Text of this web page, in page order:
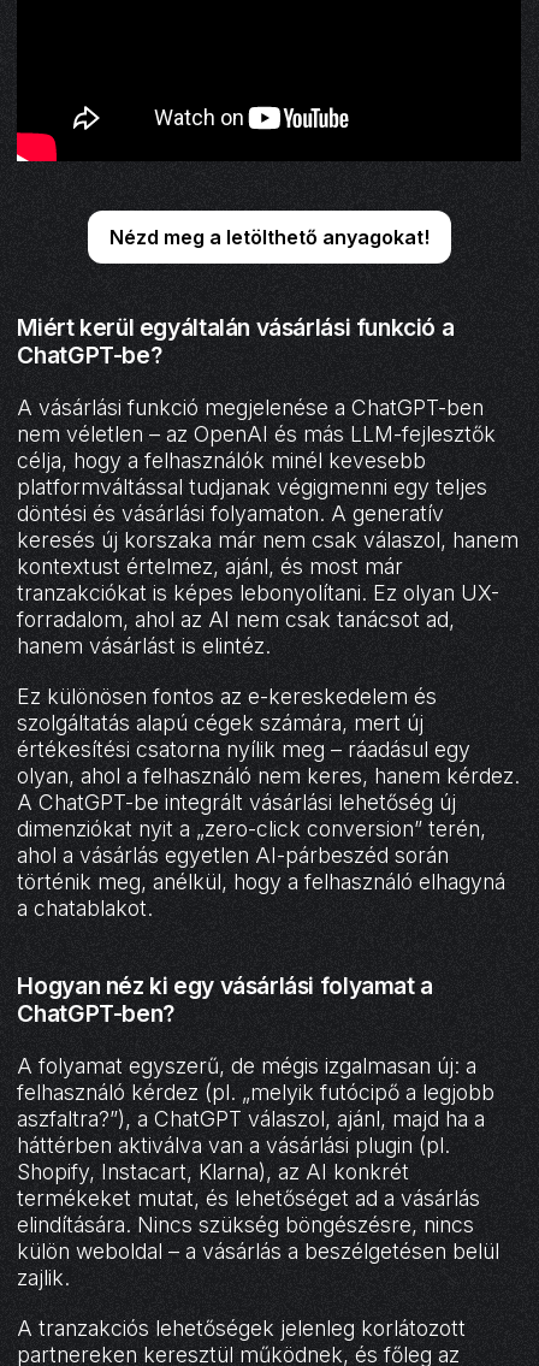
Nézd meg a letölthető anyagokat!
Miért kerül egyáltalán vásárlási funkció a
ChatGPT-be?
A vásárlási funkció megjelenése a ChatGPT-ben
nem véletlen – az OpenAI és más LLM-fejlesztők
célja, hogy a felhasználók minél kevesebb
platformváltással tudjanak végigmenni egy teljes
döntési és vásárlási folyamaton. A generatív
keresés új korszaka már nem csak válaszol, hanem
kontextust értelmez, ajánl, és most már
tranzakciókat is képes lebonyolítani. Ez olyan UX-
forradalom, ahol az AI nem csak tanácsot ad,
hanem vásárlást is elintéz.
Ez különösen fontos az e-kereskedelem és
szolgáltatás alapú cégek számára, mert új
értékesítési csatorna nyílik meg – ráadásul egy
olyan, ahol a felhasználó nem keres, hanem kérdez.
A ChatGPT-be integrált vásárlási lehetőség új
dimenziókat nyit a „zero-click conversion” terén,
ahol a vásárlás egyetlen AI-párbeszéd során
történik meg, anélkül, hogy a felhasználó elhagyná
a chatablakot.
Hogyan néz ki egy vásárlási folyamat a
ChatGPT-ben?
A folyamat egyszerű, de mégis izgalmasan új: a
felhasználó kérdez (pl. „melyik futócipő a legjobb
aszfaltra?”), a ChatGPT válaszol, ajánl, majd ha a
háttérben aktiválva van a vásárlási plugin (pl.
Shopify, Instacart, Klarna), az AI konkrét
termékeket mutat, és lehetőséget ad a vásárlás
elindítására. Nincs szükség böngészésre, nincs
külön weboldal – a vásárlás a beszélgetésen belül
zajlik.
A tranzakciós lehetőségek jelenleg korlátozott
partnereken keresztül működnek, és főleg az